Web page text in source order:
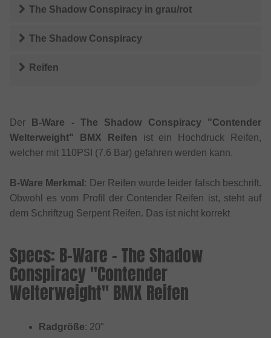
The Shadow Conspiracy in grau/rot
The Shadow Conspiracy
Reifen
Der
B-Ware - The Shadow Conspiracy "Contender
Welterweight" BMX Reifen ist ein Hochdruck Reifen,
welcher mit 110PSI (7.6 Bar) gefahren werden kann.
B-Ware Merkmal : Der Reifen wurde leider falsch beschrift.
Obwohl es vom Profil der Contender Reifen ist, steht auf
dem Schriftzug Serpent Reifen. Das ist nicht korrekt
Specs: B-Ware - The Shadow
Conspiracy "Contender
Welterweight" BMX Reifen
Radgröße: 20"